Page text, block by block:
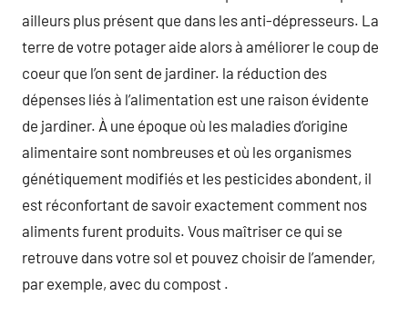
ailleurs plus présent que dans les anti-dépresseurs. La
terre de votre potager aide alors à améliorer le coup de
coeur que l’on sent de jardiner. la réduction des
dépenses liés à l’alimentation est une raison évidente
de jardiner. À une époque où les maladies d’origine
alimentaire sont nombreuses et où les organismes
génétiquement modifiés et les pesticides abondent, il
est réconfortant de savoir exactement comment nos
aliments furent produits. Vous maîtriser ce qui se
retrouve dans votre sol et pouvez choisir de l’amender,
par exemple, avec du compost .